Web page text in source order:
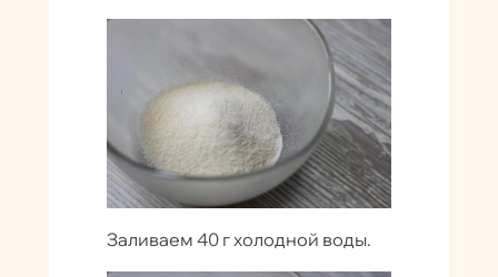
Заливаем 40 г холодной воды.